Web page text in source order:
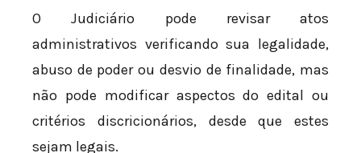
O Judiciário pode revisar atos
administrativos verificando sua legalidade,
abuso de poder ou desvio de finalidade, mas
não pode modificar aspectos do edital ou
critérios discricionários, desde que estes
sejam legais.